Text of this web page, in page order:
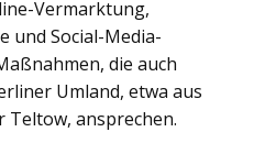
Vermarktung,
und Social-Media-
die auch
Umland, etwa aus
Teltow, ansprechen.